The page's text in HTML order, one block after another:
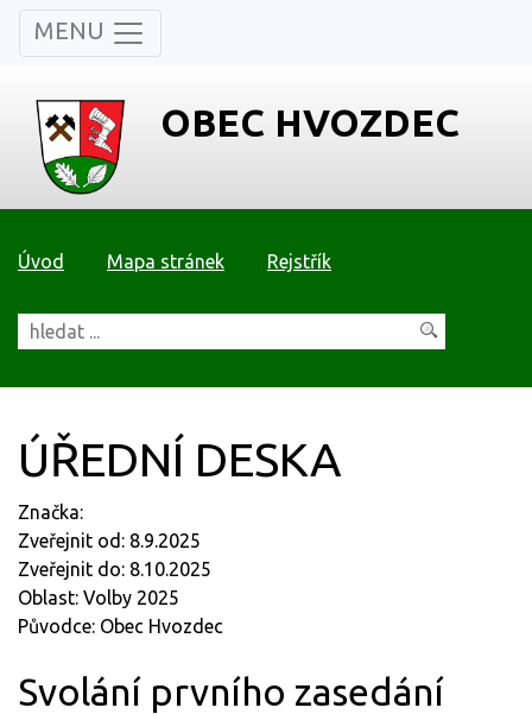
MENU
OBEC HVOZDEC
Úvod Mapa stránek Rejstřík
ÚŘEDNÍ DESKA
Značka:
Zveřejnit od: 8.9.2025
Zveřejnit do: 8.10.2025
Oblast: Volby 2025
Původce: Obec Hvozdec
Svolání prvního zasedání